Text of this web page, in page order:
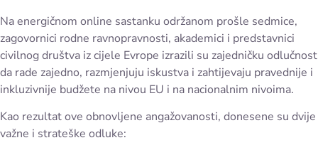
Na energičnom online sastanku održanom prošle sedmice,
zagovornici rodne ravnopravnosti, akademici i predstavnici
civilnog društva iz cijele Evrope izrazili su zajedničku odlučnost
da rade zajedno, razmjenjuju iskustva i zahtijevaju pravednije i
inkluzivnije budžete na nivou EU i na nacionalnim nivoima.
Kao rezultat ove obnovljene angažovanosti, donesene su dvije
važne i strateške odluke: